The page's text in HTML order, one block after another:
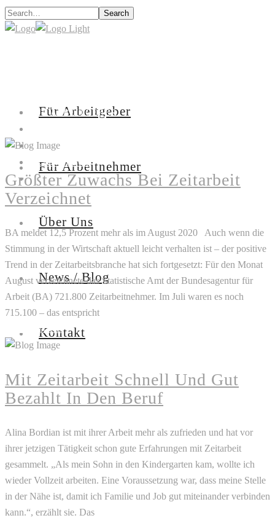
Search
Für Arbeitgeber
Für Arbeitnehmer
Über Uns
News / Blog
Kontakt
FÜR ARBEITGEBER
ÜBER UNS
NEWS / BLOG
KONTAKT
Größter Zuwachs Bei Zeitarbeit
Verzeichnet
BA meldet 12,5 Prozent mehr als im August 2020 Auch wenn die
Stimmung in der Wirtschaft aktuell leicht verhalten ist – der positive
Trend in der Zeitarbeitsbranche hat sich fortgesetzt: Für den Monat
August verzeichnete das Statistische Amt der Bundesagentur für
Arbeit (BA) 721.800 Zeitarbeitnehmer. Im Juli waren es noch
715.100 – das entspricht
READ MORE
Mit Zeitarbeit Schnell Und Gut
Bezahlt In Den Beruf
Alina Bordian ist mit ihrer Arbeit mehr als zufrieden und hat vor
ihrer jetzigen Tätigkeit schon gute Erfahrungen mit Zeitarbeit
gesammelt. „Als mein Sohn in den Kindergarten kam, wollte ich
wieder Vollzeit arbeiten. Eine Voraussetzung war, dass meine Stelle
in der Nähe ist, damit ich Familie und Job gut miteinander verbinden
kann.“, erzählt sie. Das